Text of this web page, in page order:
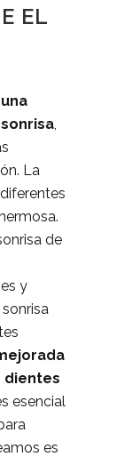
EL
La
de
y
dientes
esencial
es